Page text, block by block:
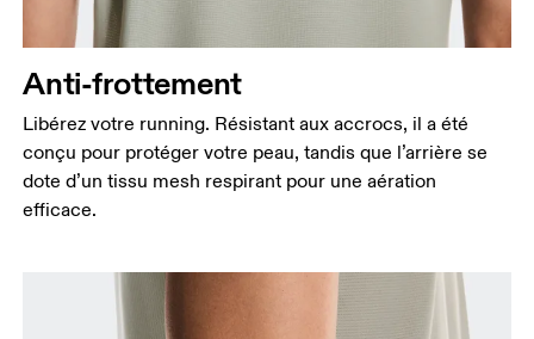
Anti-frottement
Libérez votre running. Résistant aux accrocs, il a été
conçu pour protéger votre peau, tandis que l’arrière se
dote d’un tissu mesh respirant pour une aération
efficace.